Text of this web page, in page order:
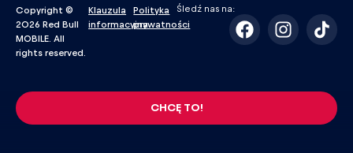
CHCĘ TO!
Copyright ©
2026 Red Bull
MOBILE. All
rights reserved.
Klauzula
informacyjna
Polityka
prywatności
Śledź nas na: